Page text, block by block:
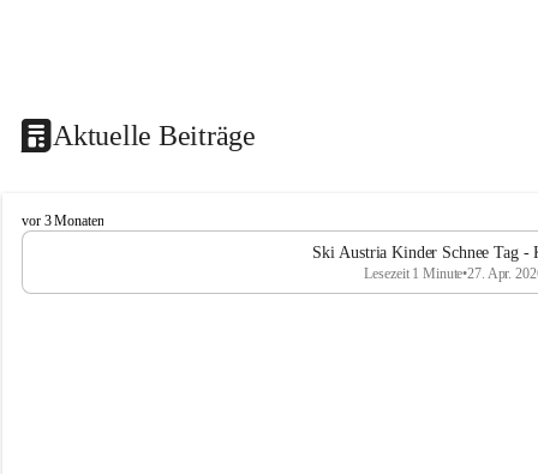
Aktuelle Beiträge
V
o
k
vor 3 Monaten
Ski Austria Kinder Schnee Tag -
Lesezeit 1 Minute•27. Apr.